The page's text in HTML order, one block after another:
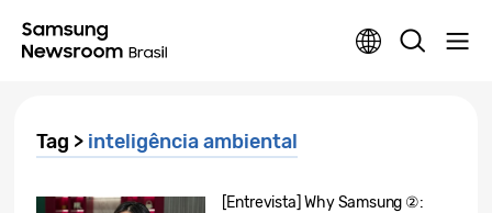
Tag > inteligência ambiental
[Entrevista] Why Samsung ②: